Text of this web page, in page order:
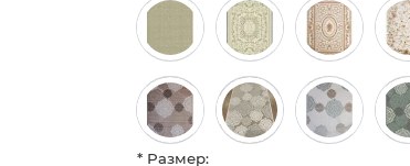
* Размер: